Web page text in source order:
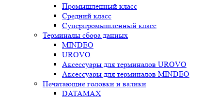
Промышленный класс
Средний класс
Суперпромышленный класс
Терминалы сбора данных
MINDEO
UROVO
Аксессуары для терминалов UROVO
Аксессуары для терминалов MINDEO
Печатающие головки и валики
DATAMAX